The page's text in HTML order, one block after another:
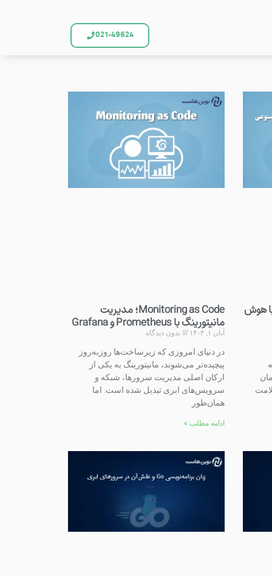
021-49624
هوش Monitoring as Code؛ مدیریت
مانیتورینگ با Prometheus و Grafana
آبان ۱, ۱۴۰۴ بدون دیدگاه
در دنیای امروزی که زیرساخت‌ها روزبه‌روز
پیچیده‌تر می‌شوند، مانیتورینگ به یکی از
ارکان اصلی مدیریت سرورها، شبکه و
سرویس‌های ابری تبدیل شده است. اما
همان‌طور
ادامه مطلب »